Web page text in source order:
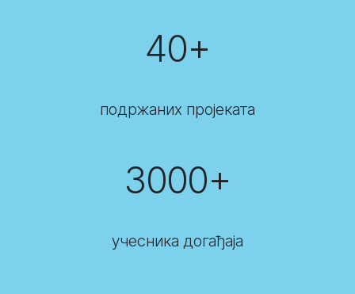
40+
подржаних пројеката
3000+
учесника догађаја